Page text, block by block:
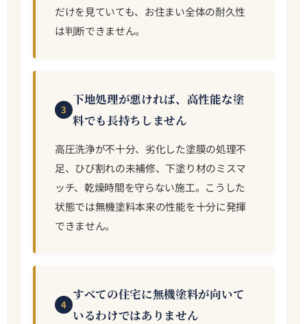
だけを見ていても、お住まい全体の耐久性
は判断できません。
3
下地処理が悪ければ、高性能な塗
料でも長持ちしません
高圧洗浄が不十分、劣化した塗膜の処理不
足、ひび割れの未補修、下塗り材のミスマ
ッチ、乾燥時間を守らない施工。こうした
状態では無機塗料本来の性能を十分に発揮
できません。
4
すべての住宅に無機塗料が向いて
いるわけではありません